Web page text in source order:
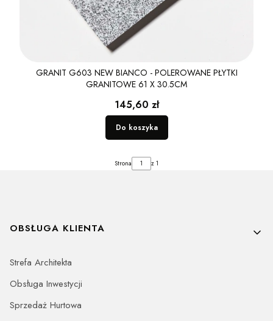
GRANIT G603 NEW BIANCO - POLEROWANE PŁYTKI
GRANITOWE 61 X 30.5CM
Cena
145,60 zł
Do koszyka
Strona z 1
Linki w stopce
OBSŁUGA KLIENTA
Strefa Architekta
Obsługa Inwestycji
Sprzedaż Hurtowa